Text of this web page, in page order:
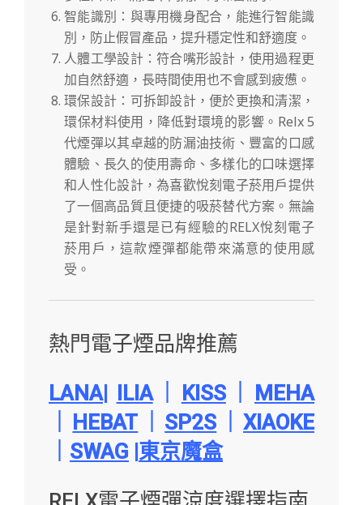
智能識別：與專用機身配合，能進行智能識
別，防止假冒產品，提升穩定性和舒適度。
人體工學設計：符合嘴形設計，使用過程更
加自然舒適，長時間使用也不會感到疲憊。
環保設計：可拆卸設計，便於更換和清潔，
環保材料使用，降低對環境的影響。Relx 5
代煙彈以其卓越的防漏油技術、豐富的口感
體驗、長久的使用壽命、多樣化的口味選擇
和人性化設計，為喜歡悅刻電子菸用戶提供
了一個高品質且便捷的吸菸替代方案。無論
是針對新手還是已有經驗的RELX悅刻電子
菸用戶，這款煙彈都能帶來滿意的使用感
受。
熱門電子煙品牌推薦
LANA| ILIA｜ KISS｜
MEHA
HEBAT SP2S ｜XIAOKE
SWAG 東京魔盒